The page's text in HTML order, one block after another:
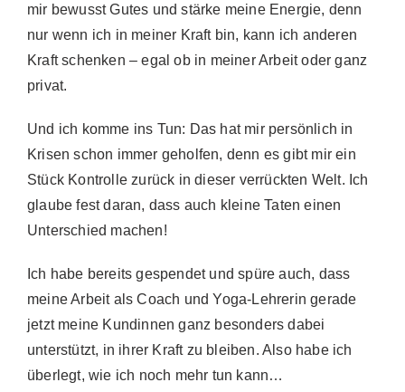
mir bewusst Gutes und stärke meine Energie, denn
nur wenn ich in meiner Kraft bin, kann ich anderen
Kraft schenken – egal ob in meiner Arbeit oder ganz
privat.
Und ich komme ins Tun: Das hat mir persönlich in
Krisen schon immer geholfen, denn es gibt mir ein
Stück Kontrolle zurück in dieser verrückten Welt. Ich
glaube fest daran, dass auch kleine Taten einen
Unterschied machen!
Ich habe bereits gespendet und spüre auch, dass
meine Arbeit als Coach und Yoga-Lehrerin gerade
jetzt meine Kundinnen ganz besonders dabei
unterstützt, in ihrer Kraft zu bleiben. Also habe ich
überlegt, wie ich noch mehr tun kann…